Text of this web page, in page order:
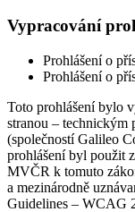
Vypracování
Prohlášení o
Prohlášení o
Toto prohlášení bylo
stranou – technickým
(společností Galileo
prohlášení byl použit
MVČR k tomuto
a mezinárodně
Guidelines – WCAG